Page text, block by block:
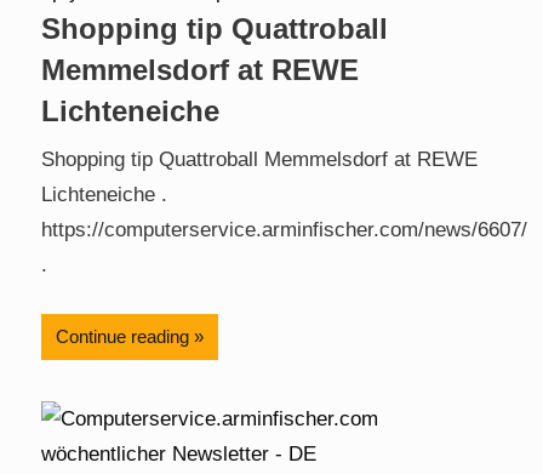
Shopping tip Quattroball
Memmelsdorf at REWE
Lichteneiche
Shopping tip Quattroball Memmelsdorf at REWE
Lichteneiche .
https://computerservice.arminfischer.com/news/6607/
.
Continue reading